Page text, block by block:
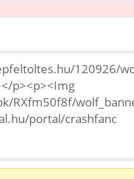
120926/
p><p><Img
RXfm50f8f/
portal/crashfanc